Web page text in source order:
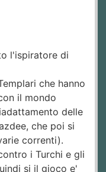
l'ispiratore di
che hanno
il mondo
delle
che poi si
correnti).
i Turchi e gli
si il gioco e'